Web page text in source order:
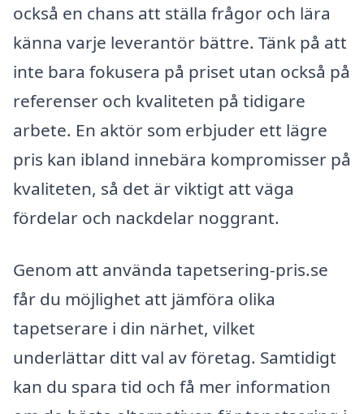
också en chans att ställa frågor och lära
känna varje leverantör bättre. Tänk på att
inte bara fokusera på priset utan också på
referenser och kvaliteten på tidigare
arbete. En aktör som erbjuder ett lägre
pris kan ibland innebära kompromisser på
kvaliteten, så det är viktigt att väga
fördelar och nackdelar noggrant.
Genom att använda tapetsering-pris.se
får du möjlighet att jämföra olika
tapetserare i din närhet, vilket
underlättar ditt val av företag. Samtidigt
kan du spara tid och få mer information